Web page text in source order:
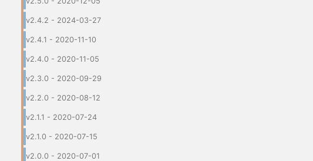
v2.4.2 - 2024-03-27
v2.4.1 - 2020-11-10
v2.4.0 - 2020-11-05
v2.3.0 - 2020-09-29
v2.2.0 - 2020-08-12
v2.1.1 - 2020-07-24
v2.1.0 - 2020-07-15
v2.0.0 - 2020-07-01